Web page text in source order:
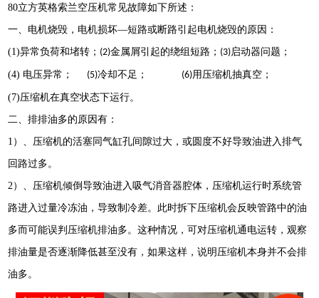
80立方英格索兰空压机常见故障如下所述：
一、电机烧毁，电机损坏—短路或断路引起电机烧毁的原因：
(1)异常负荷和堵转； (2)金属屑引起的绕组短路； (3)启动器问题；
(4) 电压异常； (5)冷却不足； (6)用压缩机抽真空；
(7)压缩机在真空状态下运行。
二、排排油多的原因有：
1 ）、压缩机的活塞同气缸孔间隙过大，或圆度不好导致油进入排气
回路过多。
2）、压缩机倾倒导致油进入吸气消音器腔体，压缩机运行时系统管
路进入过量冷冻油，导致制冷差。此时拆下压缩机会反映管路中的油
多而可能误判压缩机排油多。这种情况，可对压缩机通电运转，观察
排油量是否逐渐降低甚至没有，如果这样，说明压缩机本身并不会排
油多。